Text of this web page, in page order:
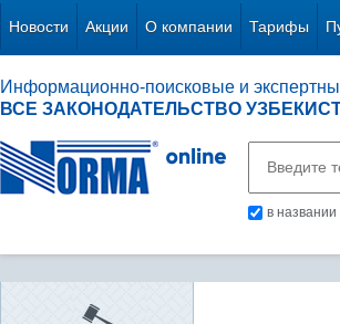
Новости Акции О компании Тарифы
Информационно-поисковые и
ВСЕ ЗАКОНОДАТЕЛЬСТВО
в названии